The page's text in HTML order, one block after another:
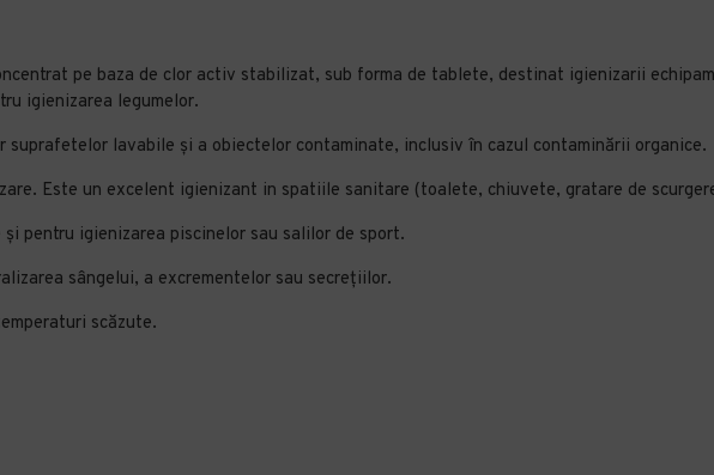
pe baza de clor activ stabilizat, sub forma de tablete, destinat igienizarii
igienizarea legumelor.
lavabile și a obiectelor contaminate, inclusiv în cazul contaminării organice.
Este un excelent igienizant in spatiile sanitare (toalete, chiuvete, gratare de
pentru igienizarea piscinelor sau salilor de sport.
sângelui, a excrementelor sau secrețiilor.
scăzute.